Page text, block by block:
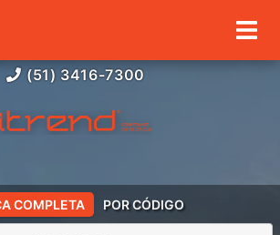
(51) 3416-7300
COMPLETA POR CÓDIGO